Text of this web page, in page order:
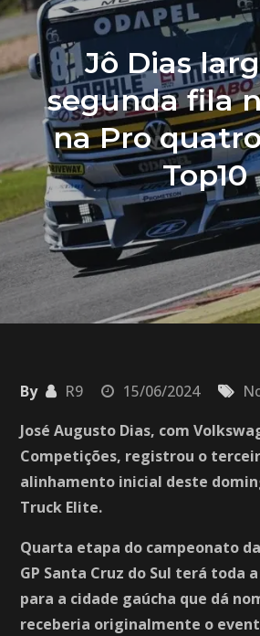
Jô Dias
segunda fila
na Pro
Top10
By R9 15/06/2024
José Augusto Dias, com
Competições, registrou o
alinhamento inicial deste
Truck Elite.
Quarta etapa do campeonato
GP Santa Cruz do Sul terá toda
para a cidade gaúcha que dá
receberia originalmente o